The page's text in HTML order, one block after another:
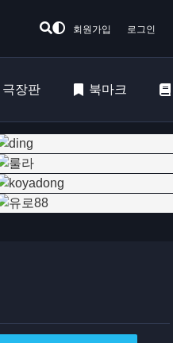
회원가입 로그인
극장판 북마크